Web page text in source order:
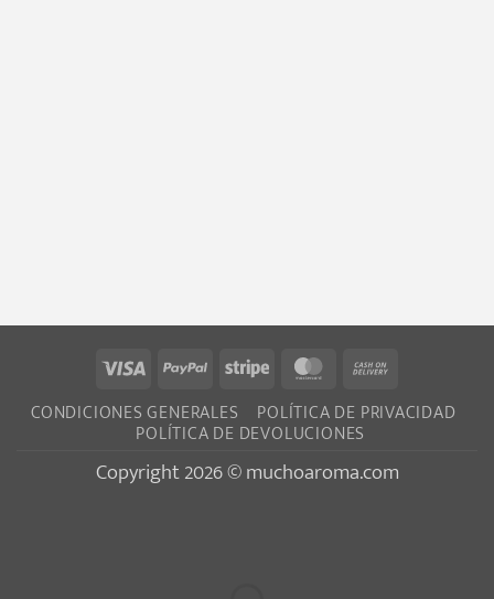
Visa PayPalStripe MasterCard
On
CONDICIONES GENERALES POLÍTICA DE PRIVACIDAD
POLÍTICA DE DEVOLUCIONES
Copyright 2026 © muchoaroma.com